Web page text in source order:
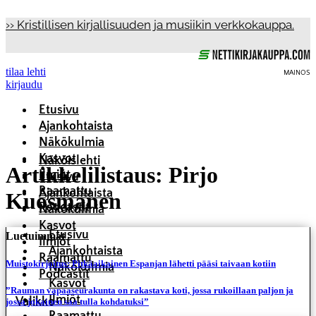
sisältöön
›› Kristillisen kirjallisuuden ja musiikin verkkokauppa.
MAINOS
tilaa lehti
kirjaudu
Etusivu
Ajankohtaista
Näkökulmia
Kasvot
Ilmiöt
Raamattu
Podcastit
Etusivu
Ajankohtaista
Näkökulmia
Kasvot
Ilmiöt
Näköislehti
Etusivu
Ajankohtaista
Näkökulmia
Kasvot
Ilmiöt
Raamattu
Podcastit
Artikkelilistaus: Pirjo
Kuosmanen
Luetuimmat
Muistokirjoitus: Pitkäaikainen Espanjan lähetti pääsi taivaan kotiin
”Rauman vapaaseurakunta on rakastava koti, jossa rukoillaan paljon ja
jossa jokainen saa tulla kohdatuksi”